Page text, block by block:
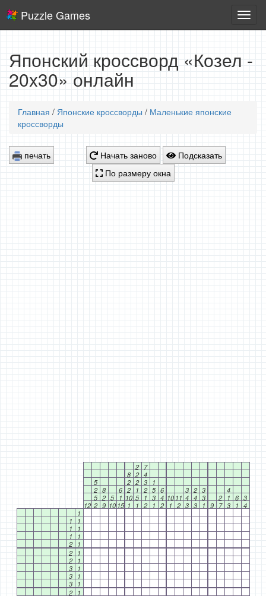
игры
Puzzle Games
Японский кроссворд «Козел -
20x30» онлайн
Главная / Японские кроссворды / Маленькие японские
кроссворды
печать Начать заново
Подсказать
По размеру окна
2 7
8 2 4
5
2 2 3
1
2 8 6 2 1 2 5 6 3 2 3
4
5 2 5 1 10 5 1 3 4 10 11 4 4 3 2 1 6 3
12 2 9 10 15 1 1 2 1 2 1 2 3 3 1 9 7 3 1 4
1
1
1
1
1
1
1
2
1
2
1
2
1
3
1
3
1
3
1
2
1